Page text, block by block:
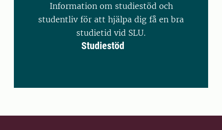
Information om studiestöd och
studentliv för att hjälpa dig få en bra
studietid vid SLU.
Studiestöd